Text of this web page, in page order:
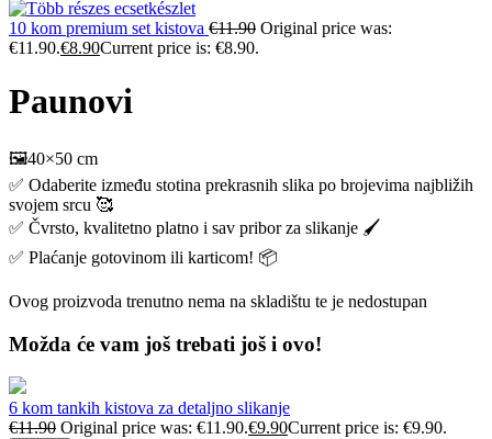
10 kom premium set kistova €11.90 Original price was:
€11.90.€8.90Current price is: €8.90.
Paunovi
🖼️40×50 cm
✅ Odaberite između stotina prekrasnih slika po brojevima najbližih
svojem srcu 🥰
✅ Čvrsto, kvalitetno platno i sav pribor za slikanje 🖌️
✅ Plaćanje gotovinom ili karticom! 📦
Ovog proizvoda trenutno nema na skladištu te je nedostupan
Možda će vam još trebati još i ovo!
6 kom tankih kistova za detaljno slikanje
€11.90 Original price was: €11.90.€9.90Current price is: €9.90.